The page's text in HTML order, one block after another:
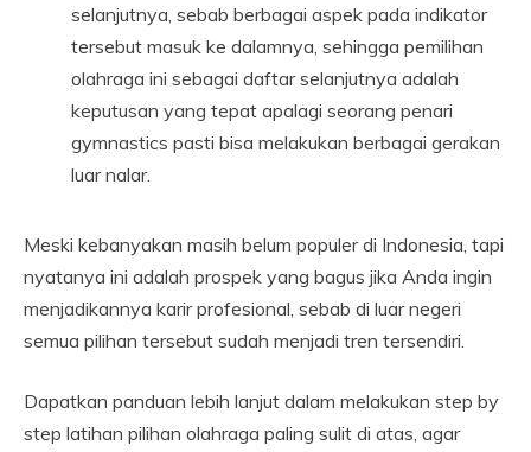
selanjutnya, sebab berbagai aspek pada indikator
tersebut masuk ke dalamnya, sehingga pemilihan
olahraga ini sebagai daftar selanjutnya adalah
keputusan yang tepat apalagi seorang penari
gymnastics pasti bisa melakukan berbagai gerakan
luar nalar.
Meski kebanyakan masih belum populer di Indonesia, tapi
nyatanya ini adalah prospek yang bagus jika Anda ingin
menjadikannya karir profesional, sebab di luar negeri
semua pilihan tersebut sudah menjadi tren tersendiri.
Dapatkan panduan lebih lanjut dalam melakukan step by
step latihan pilihan olahraga paling sulit di atas, agar